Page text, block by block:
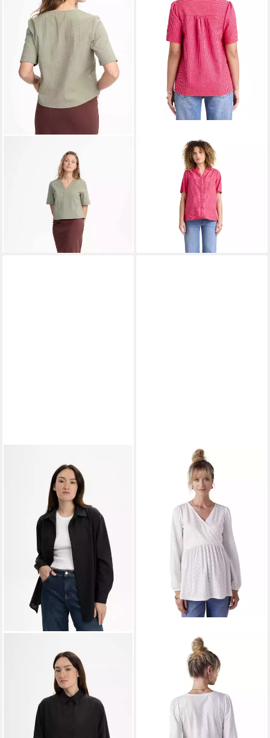
Kurzarmbluse Bluse
Style NALA clean
ENVIE DE FRAISE
Umstandsbluse